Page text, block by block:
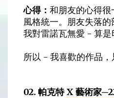
心得： 和朋友的心得
風格統一。朋友失落
我對雷諾瓦無愛 - 算是
所以 - 我喜歡的作品
02. 帕克特 X 藝術家